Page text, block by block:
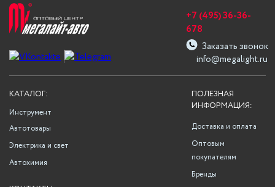
info@megalight.ru
+7 (495) 36-36-
678
Заказать звонок
ПОЛЕЗНАЯ
ИНФОРМАЦИЯ:
Доставка и оплата
Оптовым
покупателям
Бренды
КАТАЛОГ:
Инструмент
Автотовары
Электрика и свет
Автохимия